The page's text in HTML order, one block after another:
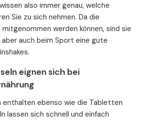
also immer genau, welche
Sie zu sich nehmen. Da die
werden können, sind sie
aber auch beim Sport eine gute
eignen sich bei
enthalten ebenso wie die Tabletten
lassen sich schnell und einfach